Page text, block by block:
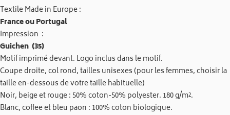
Textile Made in Europe :
France ou Portugal
Impression :
Guichen (35)
Motif imprimé devant. Logo inclus dans le motif.
Coupe droite, col rond, tailles unisexes (pour les femmes, choisir la
taille en-dessous de votre taille habituelle)
Noir, beige et rouge : 50% coton-50% polyester. 180 g/m².
Blanc, coffee et bleu paon : 100% coton biologique.